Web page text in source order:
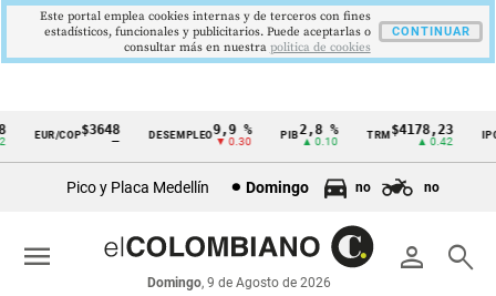
Cintillo
económicos
Colombia
EUR/COP$3648 DESEMPLEO 9,9 %
▼ 0.30
PIB2,8 %
▲ 0.10
TRM$4178,23
▲ 0.42
Pico y Placa Medellín Domingo no no
person search
Domingo, 9 de Agosto de 2026
menu
Este portal emplea cookies internas y de terceros con fines
estadísticos, funcionales y publicitarios. Puede aceptarlas o
consultar más en nuestra politica de cookies
CONTINUAR